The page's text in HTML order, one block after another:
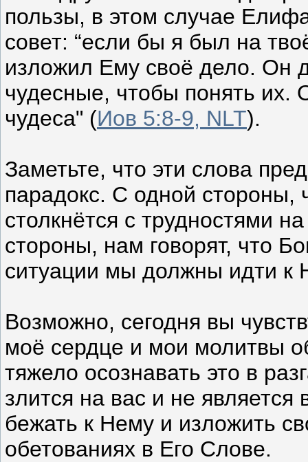
пользы, в этом случае
совет: “если бы я был на
изложил Ему своё дело. Он
чудесные, чтобы понять
чудеса" (Иов 5:8-9, NLT).
Заметьте, что эти слова
парадокс. С одной стороны,
столкнётся с трудностями
стороны, нам говорят, что
ситуации мы должны идти к
Возможно, сегодня вы
моё сердце и мои молитвы
тяжело осознавать это в
злится на вас и не
бежать к Нему и изложить
обетованиях в Его Слове.